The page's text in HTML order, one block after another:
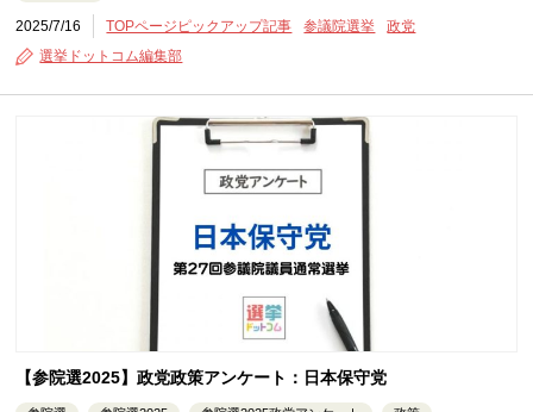
2025/7/16 TOPページピックアップ記事 参議院選挙
政党
選挙ドットコム編集部
【参院選2025】政党政策アンケート：日本保守党